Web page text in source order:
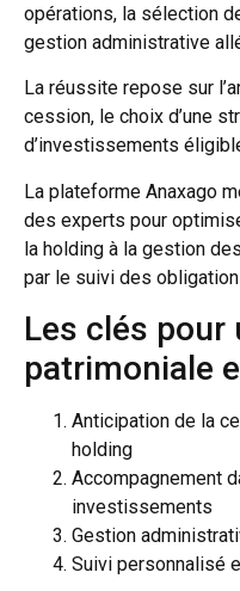
opérations, la sélection
gestion administrative
La réussite repose sur
cession, le choix d’une
d’investissements
La plateforme Anaxago
des experts pour
la holding à la gestion
par le suivi des
Les clés pour
patrimoniale
Anticipation de la
holding
Accompagnement
investissements
Gestion
Suivi personnalisé